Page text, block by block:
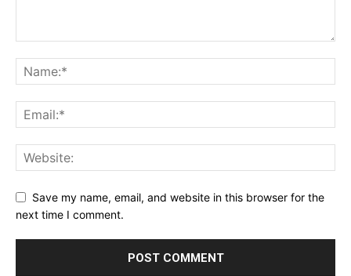
Save my name, email, and website in this browser for the
next time I comment.